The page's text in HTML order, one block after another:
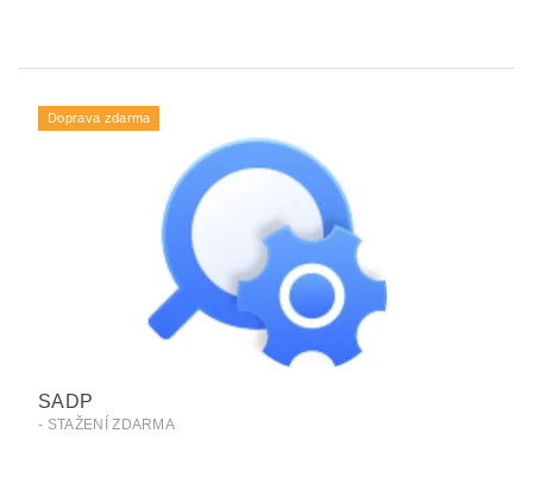
Doprava zdarma
SADP
- STAŽENÍ ZDARMA